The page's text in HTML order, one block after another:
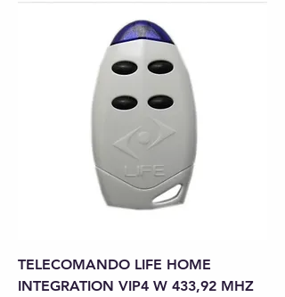
TELECOMANDO LIFE HOME
INTEGRATION VIP4 W 433,92 MHZ